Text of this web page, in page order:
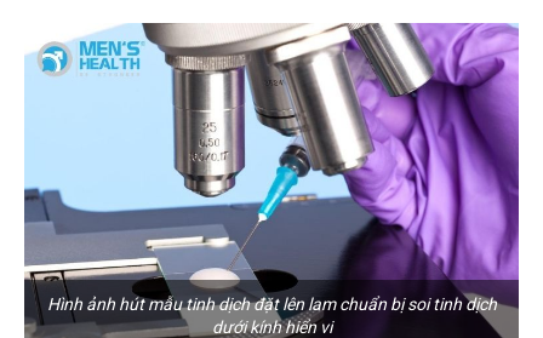
Hình ảnh hút mẫu tinh dịch đặt lên lam chuẩn bị soi tinh dịch
dưới kính hiển vi